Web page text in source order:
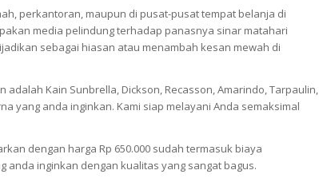
perkantoran, maupun di pusat-pusat tempat belanja di
media pelindung terhadap panasnya sinar matahari
sebagai hiasan atau menambah kesan mewah di
Kain Sunbrella, Dickson, Recasson, Amarindo, Tarpaulin,
yang anda inginkan. Kami siap melayani Anda semaksimal
dengan harga Rp 650.000 sudah termasuk biaya
anda inginkan dengan kualitas yang sangat bagus.